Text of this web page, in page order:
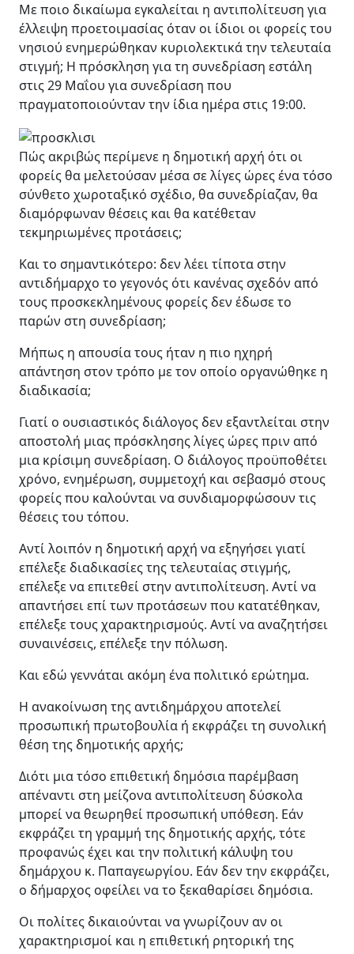
Με ποιο δικαίωμα εγκαλείται η αντιπολίτευση για
έλλειψη προετοιμασίας όταν οι ίδιοι οι φορείς του
νησιού ενημερώθηκαν κυριολεκτικά την τελευταία
στιγμή; Η πρόσκληση για τη συνεδρίαση εστάλη
στις 29 Μαΐου για συνεδρίαση που
πραγματοποιούνταν την ίδια ημέρα στις 19:00.
Πώς ακριβώς περίμενε η δημοτική αρχή ότι οι
φορείς θα μελετούσαν μέσα σε λίγες ώρες ένα τόσο
σύνθετο χωροταξικό σχέδιο, θα συνεδρίαζαν, θα
διαμόρφωναν θέσεις και θα κατέθεταν
τεκμηριωμένες προτάσεις;
Και το σημαντικότερο: δεν λέει τίποτα στην
αντιδήμαρχο το γεγονός ότι κανένας σχεδόν από
τους προσκεκλημένους φορείς δεν έδωσε το
παρών στη συνεδρίαση;
Μήπως η απουσία τους ήταν η πιο ηχηρή
απάντηση στον τρόπο με τον οποίο οργανώθηκε η
διαδικασία;
Γιατί ο ουσιαστικός διάλογος δεν εξαντλείται στην
αποστολή μιας πρόσκλησης λίγες ώρες πριν από
μια κρίσιμη συνεδρίαση. Ο διάλογος προϋποθέτει
χρόνο, ενημέρωση, συμμετοχή και σεβασμό στους
φορείς που καλούνται να συνδιαμορφώσουν τις
θέσεις του τόπου.
Αντί λοιπόν η δημοτική αρχή να εξηγήσει γιατί
επέλεξε διαδικασίες της τελευταίας στιγμής,
επέλεξε να επιτεθεί στην αντιπολίτευση. Αντί να
απαντήσει επί των προτάσεων που κατατέθηκαν,
επέλεξε τους χαρακτηρισμούς. Αντί να αναζητήσει
συναινέσεις, επέλεξε την πόλωση.
Και εδώ γεννάται ακόμη ένα πολιτικό ερώτημα.
Η ανακοίνωση της αντιδημάρχου αποτελεί
προσωπική πρωτοβουλία ή εκφράζει τη συνολική
θέση της δημοτικής αρχής;
Διότι μια τόσο επιθετική δημόσια παρέμβαση
απέναντι στη μείζονα αντιπολίτευση δύσκολα
μπορεί να θεωρηθεί προσωπική υπόθεση. Εάν
εκφράζει τη γραμμή της δημοτικής αρχής, τότε
προφανώς έχει και την πολιτική κάλυψη του
δημάρχου κ. Παπαγεωργίου. Εάν δεν την εκφράζει,
ο δήμαρχος οφείλει να το ξεκαθαρίσει δημόσια.
Οι πολίτες δικαιούνται να γνωρίζουν αν οι
χαρακτηρισμοί και η επιθετική ρητορική της